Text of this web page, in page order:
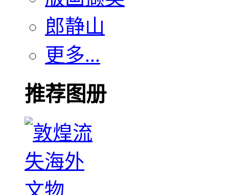
郎静山
更多...
推荐图册